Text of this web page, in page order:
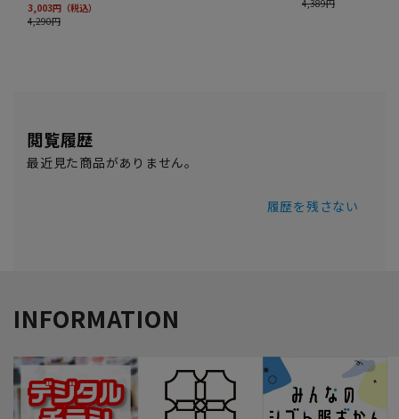
閲覧履歴
最近見た商品がありません。
履歴を残さない
INFORMATION